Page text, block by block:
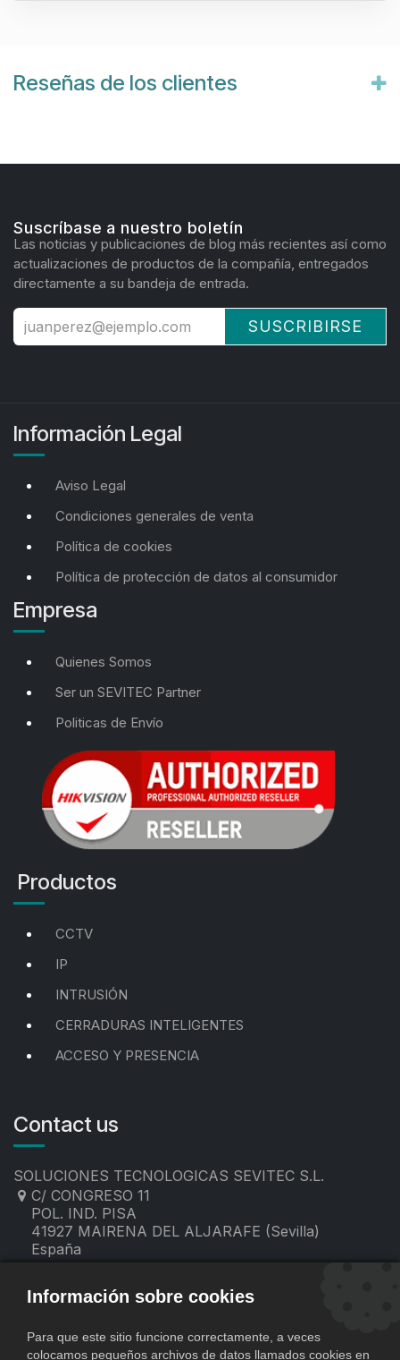
Reseñas de los clientes
Suscríbase a nuestro boletín
Las noticias y publicaciones de blog más recientes así como
actualizaciones de productos de la compañía, entregados
directamente a su bandeja de entrada.
SUSCRIBIRSE
Información Legal
Aviso Legal
Condiciones generales de venta
Política de cookies
Política de protección de datos al consumidor
Empresa
Quienes Somos
Ser un SEVITEC Partner
Politicas de Envío
Productos
CCTV
IP
INTRUSIÓN
CERRADURAS INTELIGENTES
ACCESO Y PRESENCIA
Contact us
SOLUCIONES TECNOLOGICAS SEVITEC S.L.
C/ CONGRESO 11
POL. IND. PISA
41927 MAIRENA DEL ALJARAFE (Sevilla)
España
contacto@sevitec.es
Información sobre cookies
Para que este sitio funcione correctamente, a veces
colocamos pequeños archivos de datos llamados cookies en